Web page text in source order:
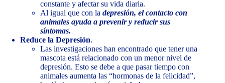
constante y afectar su vida diaria.
Al igual que con la depresión, el contacto con
animales ayuda a prevenir y reducir sus
síntomas.
Reduce la Depresión.
Las investigaciones han encontrado que tener una
mascota está relacionado con un menor nivel de
depresión. Esto se debe a que pasar tiempo con
animales aumenta las “hormonas de la felicidad”,